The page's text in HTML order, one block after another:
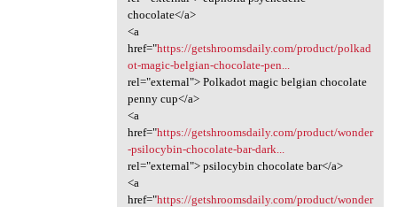
chocolate</a>
<a
href="https://getshroomsdaily.com/product/polkad
ot-magic-belgian-chocolate-pen...
rel="external"> Polkadot magic belgian chocolate
penny cup</a>
<a
href="https://getshroomsdaily.com/product/wonder
-psilocybin-chocolate-bar-dark...
rel="external"> psilocybin chocolate bar</a>
<a
href="https://getshroomsdaily.com/product/wonder